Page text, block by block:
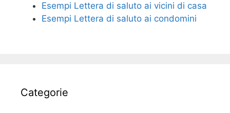
Esempi Lettera di saluto ai vicini di casa
Esempi Lettera di saluto ai condomini
Categorie